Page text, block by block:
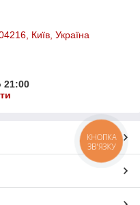
Київ, Україна
21:00
КНОПКА
ЗВ'ЯЗКУ